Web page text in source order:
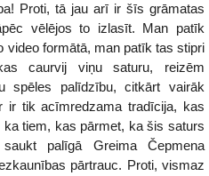
Proti, tā jau arī ir šīs grāmatas
vēlējos to izlasīt. Man patīk
formātā, man patīk tas stipri
caurvij viņu saturu, reizēm
spēles palīdzību, citkārt vairāk
ir tik acīmredzama tradīcija, kas
tiem, kas pārmet, ka šis saturs
palīgā Greima Čepmena
pārtrauc. Proti, vismaz